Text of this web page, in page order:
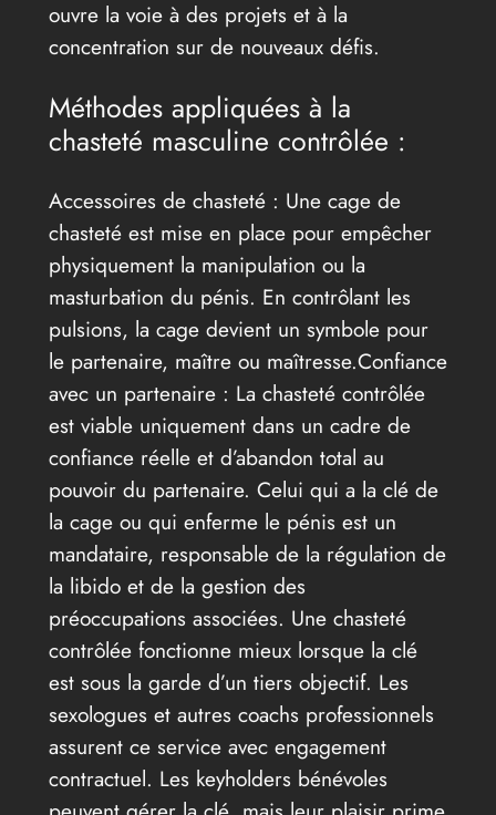
ouvre la voie à des projets et à la
concentration sur de nouveaux défis.
Méthodes appliquées à la
chasteté masculine contrôlée :
Accessoires de chasteté : Une cage de
chasteté est mise en place pour empêcher
physiquement la manipulation ou la
masturbation du pénis. En contrôlant les
pulsions, la cage devient un symbole pour
le partenaire, maître ou maîtresse.Confiance
avec un partenaire : La chasteté contrôlée
est viable uniquement dans un cadre de
confiance réelle et d’abandon total au
pouvoir du partenaire. Celui qui a la clé de
la cage ou qui enferme le pénis est un
mandataire, responsable de la régulation de
la libido et de la gestion des
préoccupations associées. Une chasteté
contrôlée fonctionne mieux lorsque la clé
est sous la garde d’un tiers objectif. Les
sexologues et autres coachs professionnels
assurent ce service avec engagement
contractuel. Les keyholders bénévoles